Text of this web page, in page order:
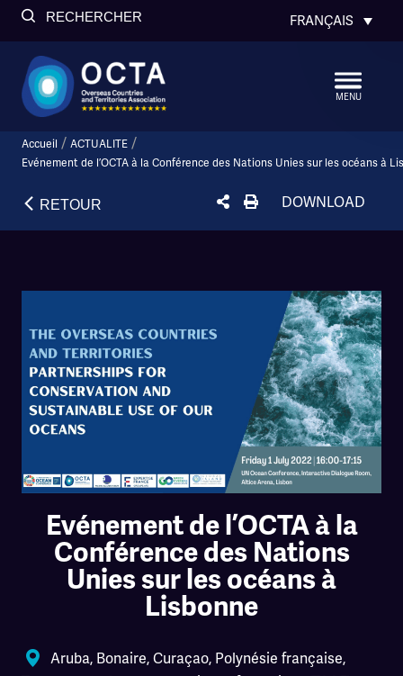
RECHERCHER FRANÇAIS
MENU
Accueil / ACTUALITE /
Evénement de l’OCTA à la Conférence des Nations Unies sur les océans à
RETOUR DOWNLOAD
Evénement de l’OCTA à la
Conférence des Nations
Unies sur les océans à
Lisbonne
Aruba, Bonaire,Curaçao, Polynésie française,